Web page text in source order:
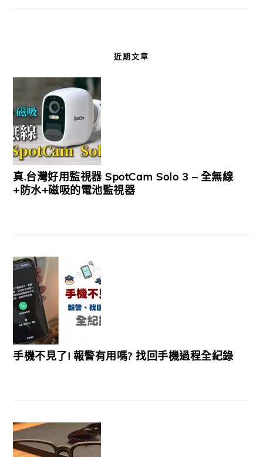
近期文章
真.台灣好用監視器 SpotCam Solo 3 – 全無線
+防水+磁吸的電池監視器
手機不見了! 報警有用嗎? 找回手機過程全紀錄